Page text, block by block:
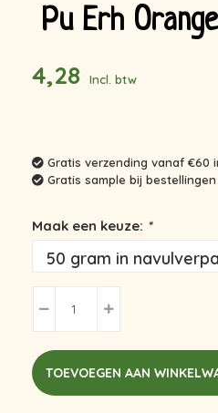
Pu Erh Orange
4,28
Incl. btw
Gratis verzending vanaf €60
Gratis sample bij
Maak een keuze: *
TOEVOEGEN AAN